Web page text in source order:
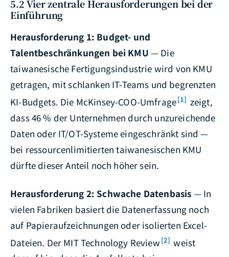
5.2 Vier zentrale Herausforderungen bei der
Einführung
Herausforderung 1: Budget- und
Talentbeschränkungen bei KMU — Die
taiwanesische Fertigungsindustrie wird von KMU
getragen, mit schlanken IT-Teams und begrenzten
KI-Budgets. Die McKinsey-COO-Umfrage[1] zeigt,
dass 46 % der Unternehmen durch unzureichende
Daten oder IT/OT-Systeme eingeschränkt sind —
bei ressourcenlimitierten taiwanesischen KMU
dürfte dieser Anteil noch höher sein.
Herausforderung 2: Schwache Datenbasis — In
vielen Fabriken basiert die Datenerfassung noch
auf Papieraufzeichnungen oder isolierten Excel-
Dateien. Der MIT Technology Review [2] weist